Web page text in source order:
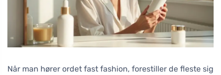
Når man hører ordet fast fashion, forestiller de fleste sig